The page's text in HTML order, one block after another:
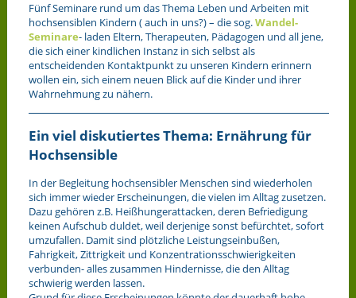
Fünf Seminare rund um das Thema Leben und Arbeiten mit
hochsensiblen Kindern ( auch in uns?) – die sog.Wandel-
Seminare- laden Eltern, Therapeuten, Pädagogen und all jene,
die sich einer kindlichen Instanz in sich selbst als
entscheidenden Kontaktpunkt zu unseren Kindern erinnern
wollen ein, sich einem neuen Blick auf die Kinder und ihrer
Wahrnehmung zu nähern.
Ein viel diskutiertes Thema: Ernährung für
Hochsensible
In der Begleitung hochsensibler Menschen sind wiederholen
sich immer wieder Erscheinungen, die vielen im Alltag zusetzen.
Dazu gehören z.B. Heißhungerattacken, deren Befriedigung
keinen Aufschub duldet, weil derjenige sonst befürchtet, sofort
umzufallen. Damit sind plötzliche Leistungseinbußen,
Fahrigkeit, Zittrigkeit und Konzentrationsschwierigkeiten
verbunden- alles zusammen Hindernisse, die den Alltag
schwierig werden lassen.